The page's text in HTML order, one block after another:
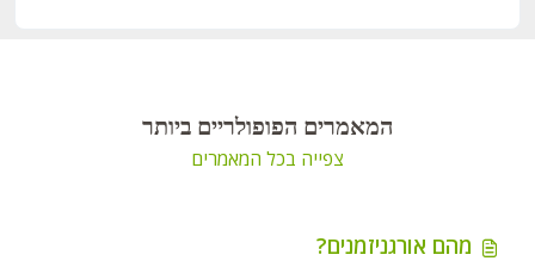
המאמרים הפופולריים ביותר
צפייה בכל המאמרים
מהם אורגניזמנים?